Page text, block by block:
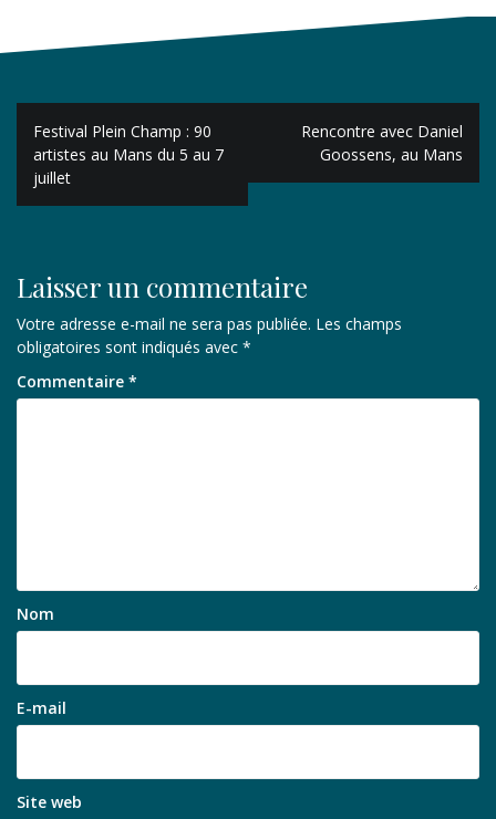
Navigation
de
l’article
Festival Plein Champ : 90
artistes au Mans du 5 au 7
juillet
Rencontre avec Daniel
Goossens, au Mans
Laisser un commentaire
Votre adresse e-mail ne sera pas publiée. Les champs
obligatoires sont indiqués avec *
Commentaire *
Nom
E-mail
Site web